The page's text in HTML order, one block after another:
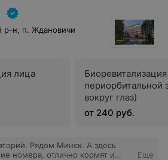
р-н, п. Ждановичи
лица
Биоревитализация
периорбитальной
вокруг глаз)
от 240 руб.
Рядом Минск. А здесь
номера, отлично кормят и
Еще